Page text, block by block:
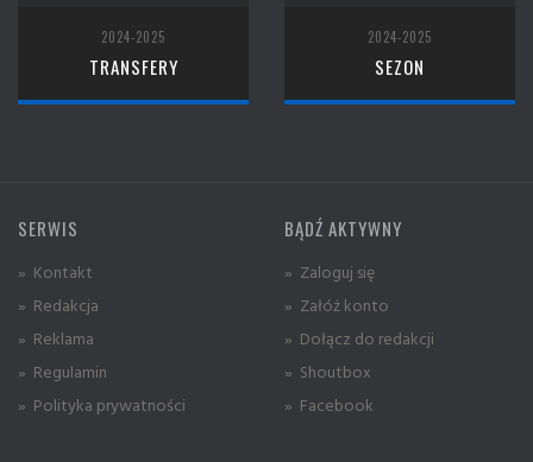
2024-2025
TRANSFERY
2024-2025
SEZON
SERWIS
» Kontakt
» Redakcja
» Reklama
» Regulamin
» Polityka prywatności
BĄDŹ AKTYWNY
» Zaloguj się
» Załóż konto
» Dołącz do redakcji
» Shoutbox
» Facebook